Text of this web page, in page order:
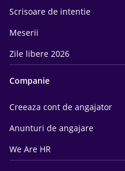
Scrisoare de intentie
Meserii
Zile libere 2026
Companie
Creeaza cont de angajator
Anunturi de angajare
We Are HR